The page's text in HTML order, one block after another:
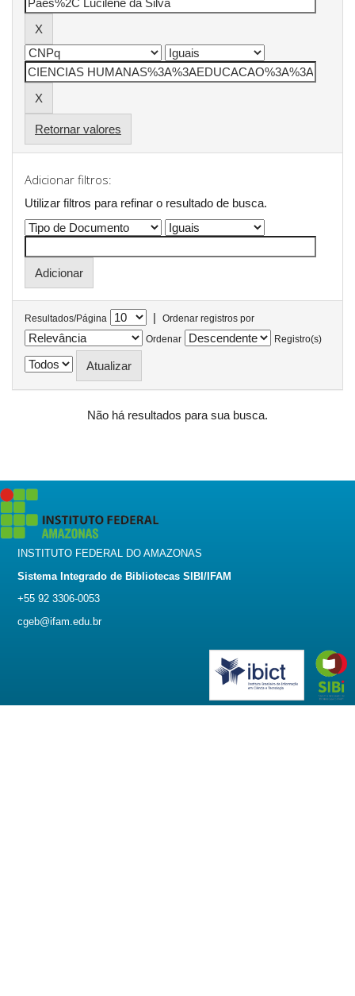
Retornar valores
Adicionar filtros:
Utilizar filtros para refinar o resultado de busca.
Resultados/Página |
Ordenar registros por
Ordenar
Registro(s)
Não há resultados para sua busca.
INSTITUTO FEDERAL DO AMAZONAS
Sistema Integrado de Bibliotecas SIBI/IFAM
+55 92 3306-0053
cgeb@ifam.edu.br